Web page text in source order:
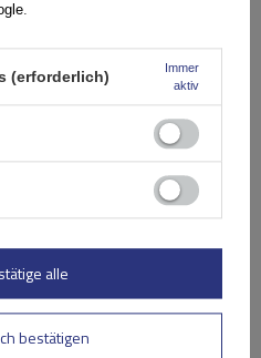
- universeller Aluminium-
(schwarz)
62,19 €-14%
Wir versenden schon am
.
(erforderlich)
Immer
aktiv
bestätigen
alle